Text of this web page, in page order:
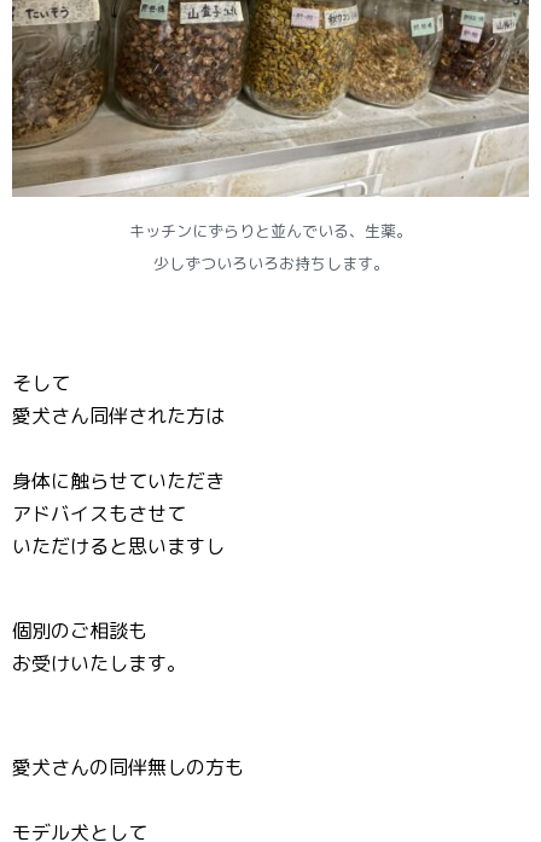
キッチンにずらりと並んでいる、生薬。
少しずついろいろお持ちします。
そして
愛犬さん同伴された方は
身体に触らせていただき
アドバイスもさせて
いただけると思いますし
個別のご相談も
お受けいたします。
愛犬さんの同伴無しの方も
モデル犬として